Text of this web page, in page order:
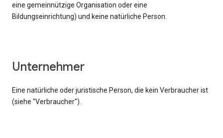
eine gemeinnützige Organisation oder eine
Bildungseinrichtung) und keine natürliche Person.
Unternehmer
Eine natürliche oder juristische Person, die kein Verbraucher ist
(siehe "Verbraucher").